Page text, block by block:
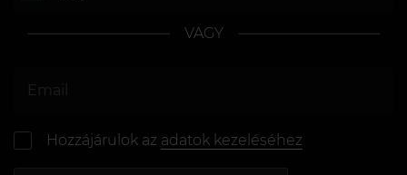
VAGY
Hozzájárulok az adatok kezeléséhez